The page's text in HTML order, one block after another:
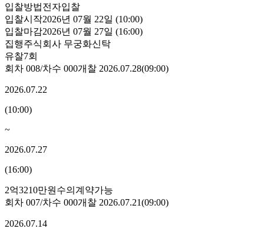
입찰방법전자입찰
입찰시작2026년 07월 22일 (10:00)
입찰마감2026년 07월 27일 (16:00)
집행주식회사 무궁화신탁
유찰7회
회차 008/차수 000개찰 2026.07.28(09:00)
2026.07.22
(10:00)
~
2026.07.27
(16:00)
2억3210만원 수의계약가능
회차 007/차수 000개찰 2026.07.21(09:00)
2026.07.14